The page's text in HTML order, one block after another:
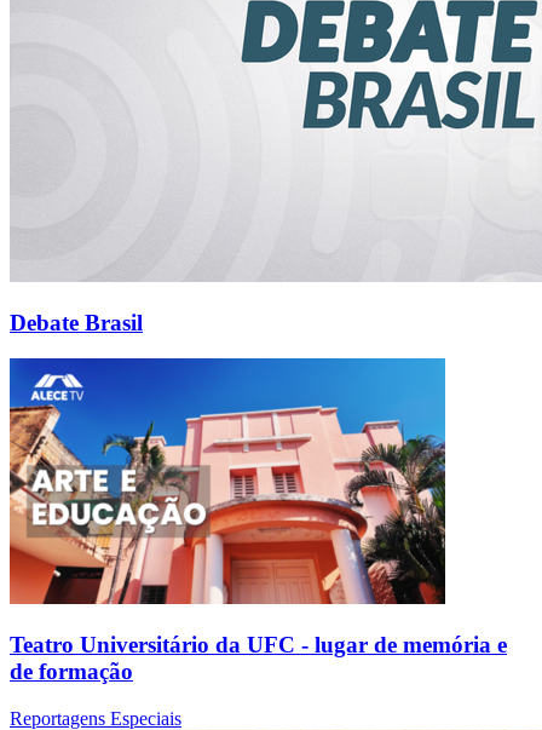
Debate Brasil
Teatro Universitário da UFC - lugar de memória e
de formação
Reportagens Especiais